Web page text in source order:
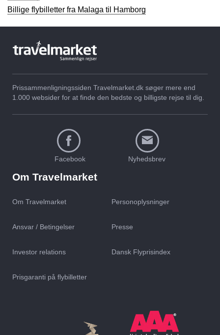
Billige flybilletter fra Malaga til Hamborg
Prissammenligningssiden Travelmarket.dk søger mere end
1.000 websider for at finde den bedste og billigste rejse til dig.
Facebook Nyhedsbrev
Om Travelmarket
Om Travelmarket Personoplysninger
Ansvar / Betingelser Presse
Investor relations Dansk Flyprisindex
Prisgaranti på flybilletter